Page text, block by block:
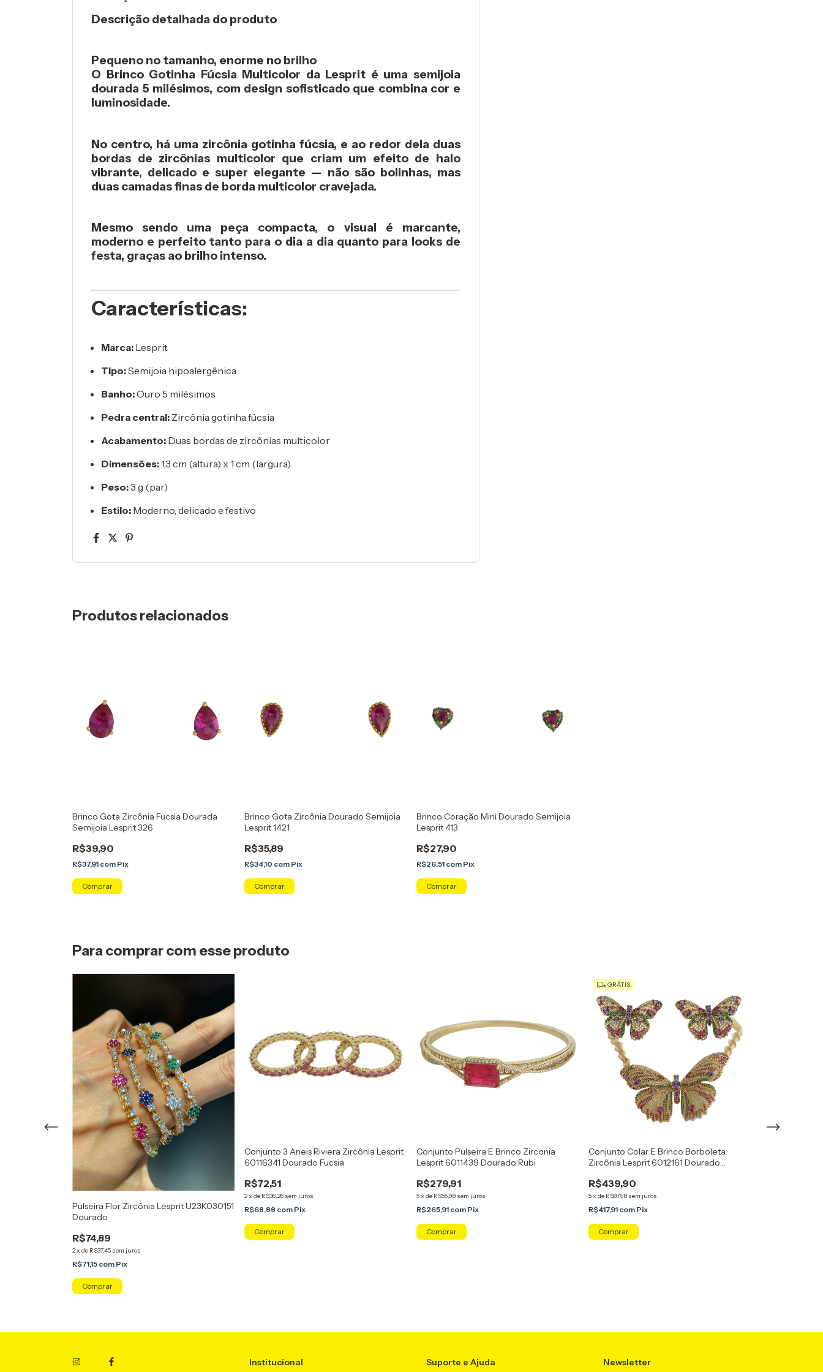
Descrição detalhada do produto
Pequeno no tamanho, enorme no brilho
O Brinco Gotinha Fúcsia Multicolor da Lesprit é uma semijoia
dourada 5 milésimos, com design sofisticado que combina cor e
luminosidade.
No centro, há uma zircônia gotinha fúcsia, e ao redor dela duas
bordas de zircônias multicolor que criam um efeito de halo
vibrante, delicado e super elegante — não são bolinhas, mas
duas camadas finas de borda multicolor cravejada.
Mesmo sendo uma peça compacta, o visual é marcante,
moderno e perfeito tanto para o dia a dia quanto para looks de
festa, graças ao brilho intenso.
Características:
Marca: Lesprit
Tipo:Semijoia hipoalergênica
Banho:Ouro 5 milésimos
Pedra central: Zircônia gotinha fúcsia
Acabamento: Duas bordas de zircônias multicolor
Dimensões:1,3 cm (altura) x 1 cm (largura)
Peso:3 g (par)
Estilo: Moderno, delicado e festivo
Produtos relacionados
Brinco Gota Zircônia Fucsia Dourada
Semijoia Lesprit 326
R$39,90
R$37,91 com Pix
Brinco Gota Zircônia Dourado Semijoia
Lesprit 1421
R$35,89
R$34,10 com Pix
Comprar
Brinco Coração Mini Dourado Semijoia
Lesprit 413
R$27,90
R$26,51 com Pix
Comprar
Para comprar com esse produto
Pulseira Flor Zircônia Lesprit U23K030151
Dourado
R$74,89
2x de R$37,45 sem juros
R$71,15 com Pix
Comprar
Conjunto 3 Aneis Riviera Zircônia Lesprit
60116341 Dourado Fucsia
R$72,51
2x de R$36,26 sem juros
R$68,88 com Pix
Comprar
Conjunto Pulseira E Brinco Zirconia
Lesprit 6011439 Dourado Rubi
R$279,91
5x de R$55,98 sem juros
R$265,91 com Pix
GRÁTIS
Conjunto Colar E Brinco Borboleta
Zircônia Lesprit 6012161 Dourado
R$439,90
5x de R$87,98 sem juros
R$417,91 com Pix
Institucional Suporte e Ajuda Newsletter